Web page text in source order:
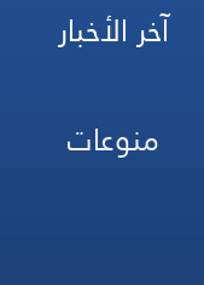
آخر الأخبار
منوعات